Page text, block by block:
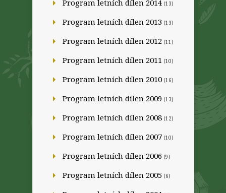
Program letních dílen 2014 (13)
Program letních dílen 2013 (13)
Program letních dílen 2012 (11)
Program letních dílen 2011 (10)
Program letních dílen 2010 (16)
Program letních dílen 2009 (13)
Program letních dílen 2008 (12)
Program letních dílen 2007 (10)
Program letních dílen 2006 (9)
Program letních dílen 2005 (6)